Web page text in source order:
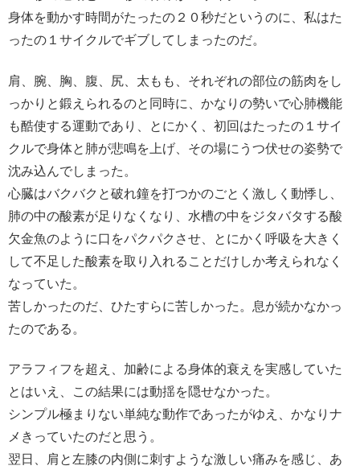
身体を動かす時間がたったの２０秒だというのに、私はた
ったの１サイクルでギブしてしまったのだ。
肩、腕、胸、腹、尻、太もも、それぞれの部位の筋肉をし
っかりと鍛えられるのと同時に、かなりの勢いで心肺機能
も酷使する運動であり、とにかく、初回はたったの１サイ
クルで身体と肺が悲鳴を上げ、その場にうつ伏せの姿勢で
沈み込んでしまった。
心臓はバクバクと破れ鐘を打つかのごとく激しく動悸し、
肺の中の酸素が足りなくなり、水槽の中をジタバタする酸
欠金魚のように口をパクパクさせ、とにかく呼吸を大きく
して不足した酸素を取り入れることだけしか考えられなく
なっていた。
苦しかったのだ、ひたすらに苦しかった。息が続かなかっ
たのである。
アラフィフを超え、加齢による身体的衰えを実感していた
とはいえ、この結果には動揺を隠せなかった。
シンプル極まりない単純な動作であったがゆえ、かなりナ
メきっていたのだと思う。
翌日、肩と左膝の内側に刺すような激しい痛みを感じ、あ